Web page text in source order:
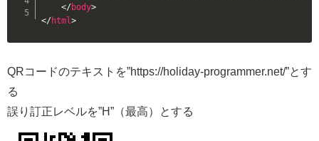
</ body>
</ html>
QRコードのテキストを”https://holiday-programmer.net/”とす
る
誤り訂正レベルを”H”（最高）とする